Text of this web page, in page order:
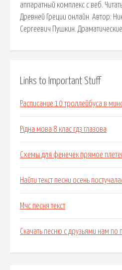
аппаратный комплекс с веб.
Древней Греции онлайн. Автор:
Сергеевич Пушкин.
Links to Important Stuff
Расписание 10 троллейбуса в
Рідна мова 8 клас гдз глазова
Схемы для фенечек прямое
Найти текст песни осень
Мчс песня текст
Скачать песню с друзьями нам по